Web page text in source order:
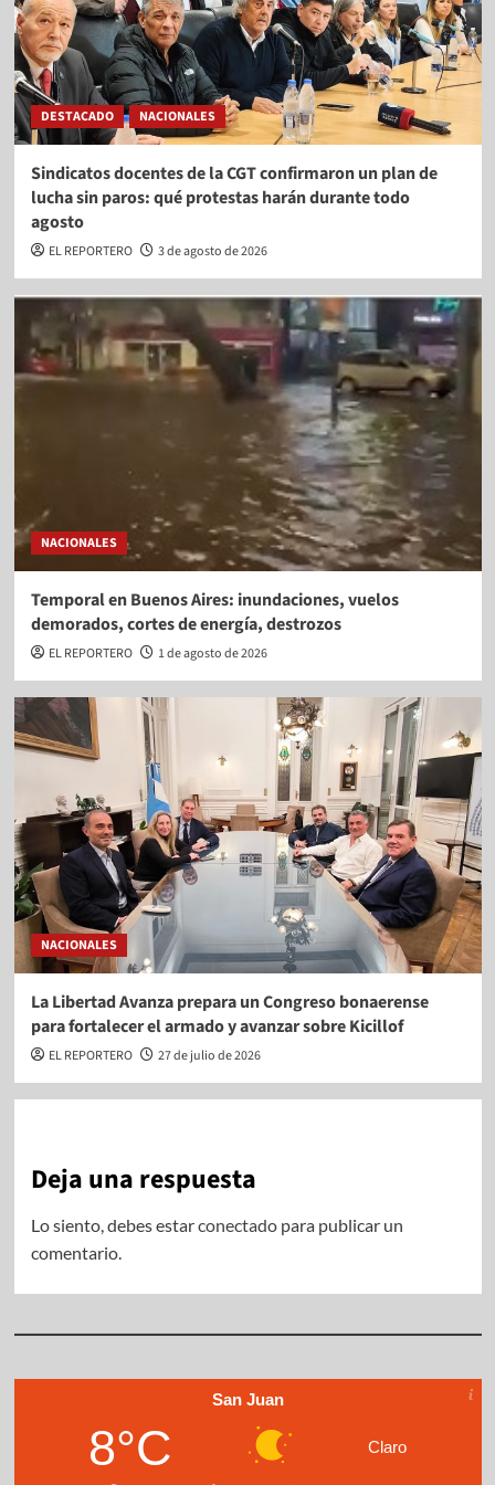
DESTACADO NACIONALES
Sindicatos docentes de la CGT confirmaron un plan de
lucha sin paros: qué protestas harán durante todo
agosto
EL REPORTERO 3 de agosto de 2026
NACIONALES
Temporal en Buenos Aires: inundaciones, vuelos
demorados, cortes de energía, destrozos
EL REPORTERO 1 de agosto de 2026
NACIONALES
La Libertad Avanza prepara un Congreso bonaerense
para fortalecer el armado y avanzar sobre Kicillof
EL REPORTERO 27 de julio de 2026
Deja una respuesta
Lo siento, debes estarconectadopara publicar un
comentario.
San Juan
8°C Claro